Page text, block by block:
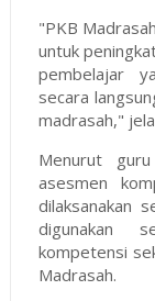
"PKB
untuk
pembelajar
secara
madrasah,"
Menurut
asesmen
dilaksanakan
digunakan
kompetensi
Madrasah.